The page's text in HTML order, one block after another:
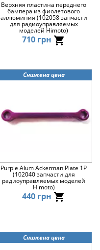
Верхняя пластина переднего
бампера из фиолетового
аллюминия (102058 запчасти
для радиоуправляемых
моделей Himoto)
710 грн
Снижена цена
Purple Alum Ackerman Plate 1P
(102040 запчасти для
радиоуправляемых моделей
Himoto)
440 грн
Снижена цена